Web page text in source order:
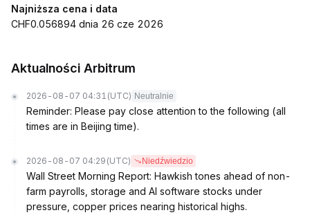
Najniższa cena i data
CHF0.056894 dnia 26 cze 2026
Aktualności Arbitrum
2026-08-07 04:31 (UTC) Neutralnie
Reminder: Please pay close attention to the following (all
times are in Beijing time).
2026-08-07 04:29 (UTC) Niedźwiedzio
Wall Street Morning Report: Hawkish tones ahead of non-
farm payrolls, storage and AI software stocks under
pressure, copper prices nearing historical highs.